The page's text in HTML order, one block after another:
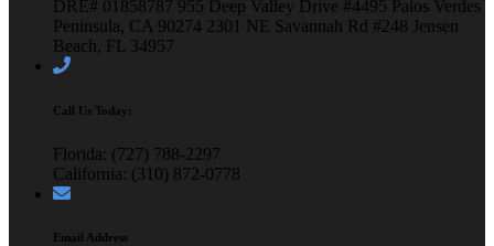
DRE# 01858787 955 Deep Valley Drive #4495 Palos Verdes
Peninsula, CA 90274 2301 NE Savannah Rd #248 Jensen
Beach, FL 34957
Call Us Today:
Florida: (727) 788-2297
California: (310) 872-0778
Email Address